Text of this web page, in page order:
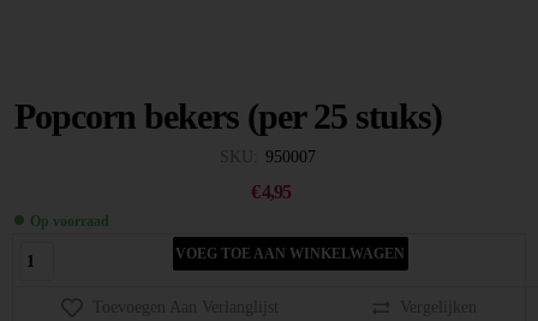
Popcorn bekers (per 25 stuks)
SKU: 950007
€4,95
Op voorraad
VOEG TOE AAN WINKELWAGEN
Toevoegen Aan Verlanglijst Vergelijken